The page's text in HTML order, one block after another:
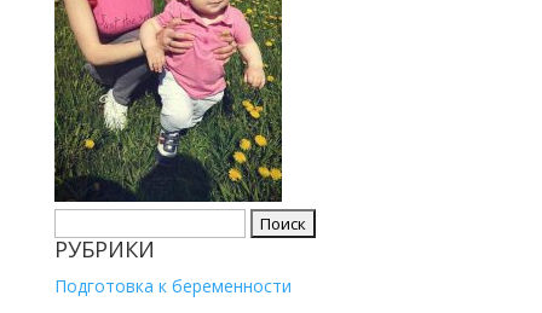
РУБРИКИ
Подготовка к беременности